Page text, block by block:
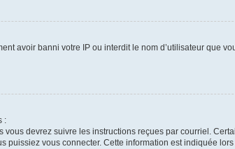
avoir banni votre IP ou interdit le nom d’utilisateur que
:
devrez suivre les instructions reçues par courriel.
vous connecter. Cette information est indiquée